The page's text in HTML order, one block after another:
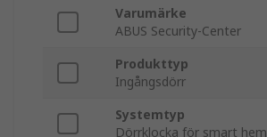
Varumärke
ABUS Security-Center
Produkttyp
Ingångsdörr
Systemtyp
Dörrklocka för smart hem